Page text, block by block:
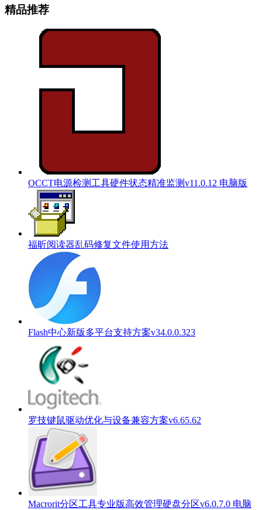
精品推荐
OCCT电源检测工具硬件状态精准监测v11.0.12 电脑版
福昕阅读器乱码修复文件使用方法
Flash中心新版多平台支持方案v34.0.0.323
罗技键鼠驱动优化与设备兼容方案v6.65.62
Macrorit分区工具专业版高效管理硬盘分区v6.0.7.0 电脑